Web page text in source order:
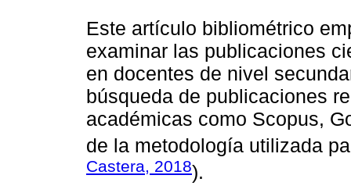
Este artículo bibliométrico
examinar las publicaciones
en docentes de nivel
búsqueda de publicaciones
académicas como Scopus,
de la metodología utilizada
Castera, 2018).